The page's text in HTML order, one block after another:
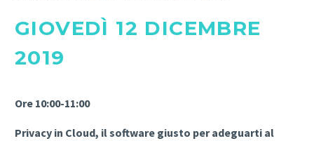
GIOVEDÌ 12 DICEMBRE
2019
Ore 10:00-11:00
Privacy in Cloud, il software giusto per adeguarti al